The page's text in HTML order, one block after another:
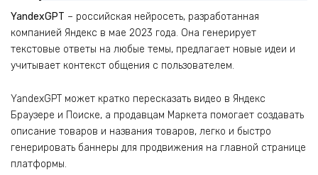
YandexGPT – российская нейросеть, разработанная
компанией Яндекс в мае 2023 года. Она генерирует
текстовые ответы на любые темы, предлагает новые идеи и
учитывает контекст общения с пользователем.
YandexGPT может кратко пересказать видео в Яндекс
Браузере и Поиске, а продавцам Маркета помогает создавать
описание товаров и названия товаров, легко и быстро
генерировать баннеры для продвижения на главной странице
платформы.